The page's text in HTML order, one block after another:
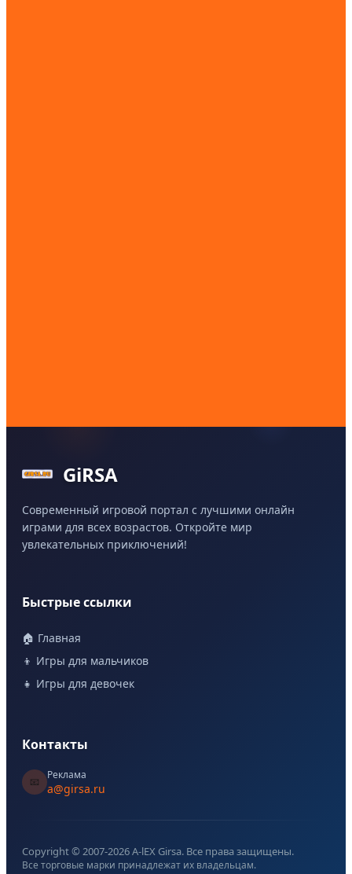
GiRSA
Современный игровой портал с лучшими онлайн
играми для всех возрастов. Откройте мир
увлекательных приключений!
Быстрые ссылки
🏠 Главная
👦 Игры для мальчиков
👧 Игры для девочек
Контакты
📧
Реклама
a@girsa.ru
Copyright © 2007-2026A-lEX Girsa. Все права защищены.
Все торговые марки принадлежат их владельцам.